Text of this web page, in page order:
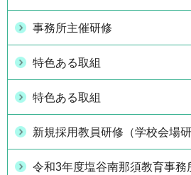
事務所主催研修
特色ある取組
特色ある取組
新規採用教員研修（学校会場研
令和3年度塩谷南那須教育事務